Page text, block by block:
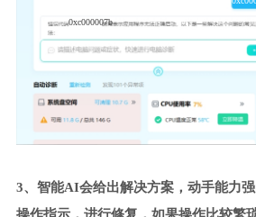
0xc000007b
3、智能AI会给出解决方案，动手能力